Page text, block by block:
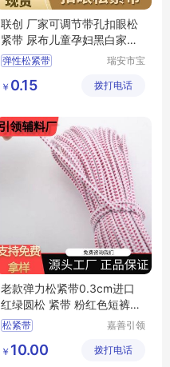
联创 厂家可调节带孔扣眼松
紧带 尿布儿童孕妇黑白家用
裤子弹性腰带
弹性松紧带
瑞安市宝
限公司
￥ 0.15 拨打电话
老款弹力松紧带0.3cm进口
红绿圆松 紧带 粉红色短裤双
色
松紧带
嘉善引领
厂(普通
￥ 10.00 拨打电话